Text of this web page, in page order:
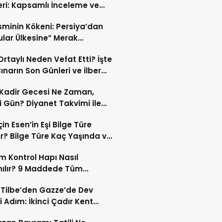
Kapsamlı İnceleme ve
Kökeni: Persiya’dan
Ülkesine” Merak
Neden Vefat Etti? İşte
Son Günleri ve İlber
Gecesi Ne Zaman,
Gün? Diyanet Takvimi ile
Esen’in Eşi Bilge Türe
Bilge Türe Kaç Yaşında ve
Kontrol Hapı Nasıl
9 Maddede Tüm
Tilbe’den Gazze’de Dev
Adım: İkinci Çadır Kent